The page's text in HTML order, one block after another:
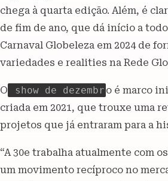
chega à quarta edição. Além, é
de fim de ano, que dá início a
Carnaval Globeleza em 2024 de
variedades e realities na Rede
O show de dezembr o é marco
criada em 2021, que trouxe uma
projetos que já entraram para a
“A 30e trabalha atualmente com
um movimento recíproco no